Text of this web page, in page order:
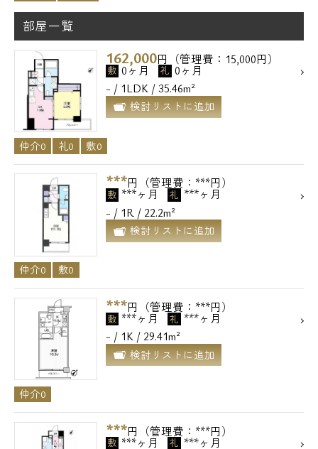
部屋一覧
162,000円（管理費：15,000円）
敷 0ヶ月 礼 0ヶ月
- / 1LDK / 35.46m²
検討リストに追加
仲介0 礼0 敷0
***円（管理費：***円）
敷 ***ヶ月 礼 ***ヶ月
- / 1R / 22.2m²
検討リストに追加
仲介0 敷0
***円（管理費：***円）
敷 ***ヶ月 礼 ***ヶ月
- / 1K / 29.41m²
検討リストに追加
仲介0
***円（管理費：***円）
敷 ***ヶ月 礼 ***ヶ月